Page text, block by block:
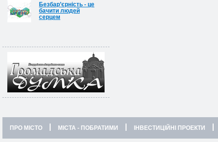
Безбар’єрність - це
бачити людей
серцем
ПРО МІСТО МІСТА - ПОБРАТИМИ ІНВЕСТИЦІЙНІ ПРОЕКТИ